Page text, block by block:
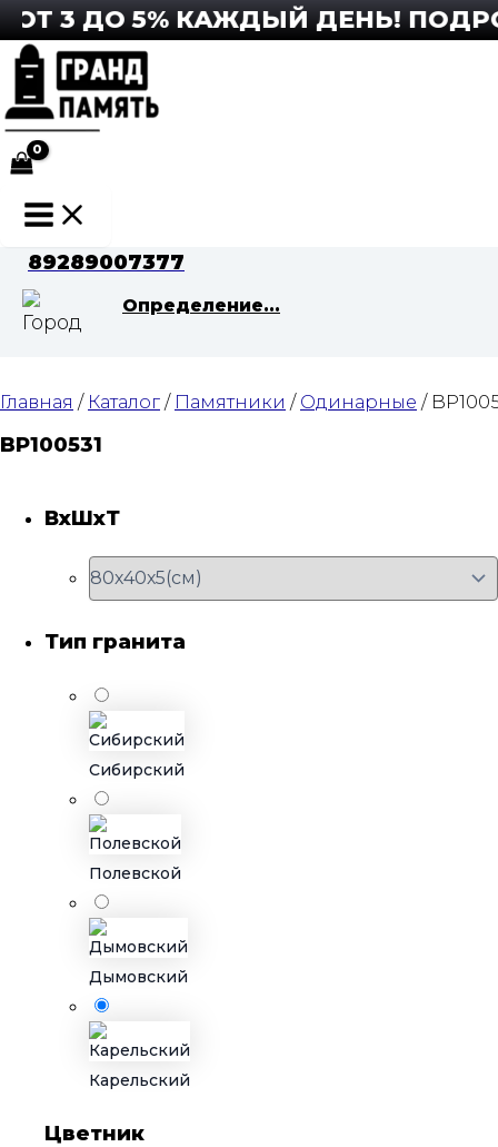
Перейти
к
содержимому
3 ДО 5% КАЖДЫЙ ДЕНЬ!
Main
Menu
89289007377
Определение...
Главная / Каталог / Памятники / Одинарные /
BP100531
Тип гранита
Карельский
Дымовский
Полевской
Сибирский
Цветник
ВхШхТ